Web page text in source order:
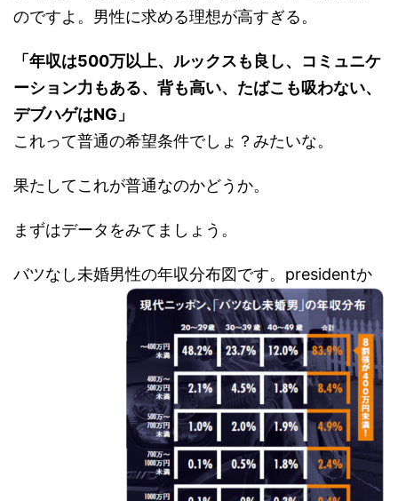
のですよ。男性に求める理想が高すぎる。
「年収は500万以上、ルックスも良し、コミュニケ
ーション力もある、背も高い、たばこも吸わない、
デブハゲはNG」
これって普通の希望条件でしょ？みたいな。
果たしてこれが普通なのかどうか。
まずはデータをみてましょう。
バツなし未婚男性の年収分布図です。presidentか